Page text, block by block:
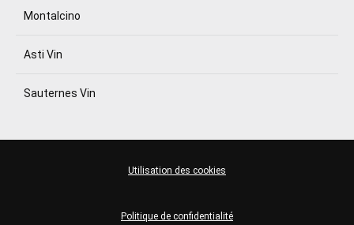
Montalcino
Asti Vin
Sauternes Vin
Politique de confidentialité
Utilisation des cookies